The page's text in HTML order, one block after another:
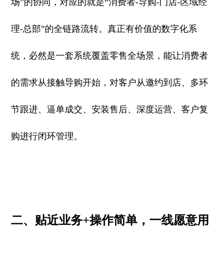
理-总部”的全链路流转。真正有价值的数字化系
统，必然是一套系统覆盖零售全场景，能让消费者
的需求从接触导购开始，对客户从邀约到店、多环
节跟进、逼单成交、安装售后、深度运营、客户复
购进行闭环管理。
二、贴近业务+操作简单，一线愿意用